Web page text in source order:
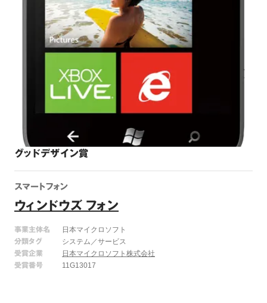
グッドデザイン賞
スマートフォン
ウィンドウズ フォン
事業主体名
日本マイクロソフト
分類タグ
システム／サービス
受賞企業
日本マイクロソフト株式会社
受賞番号
11G13017